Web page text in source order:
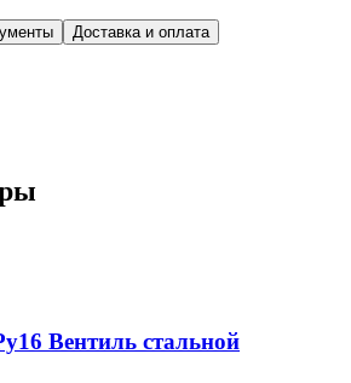
Доставка и оплата
Вентиль стальной